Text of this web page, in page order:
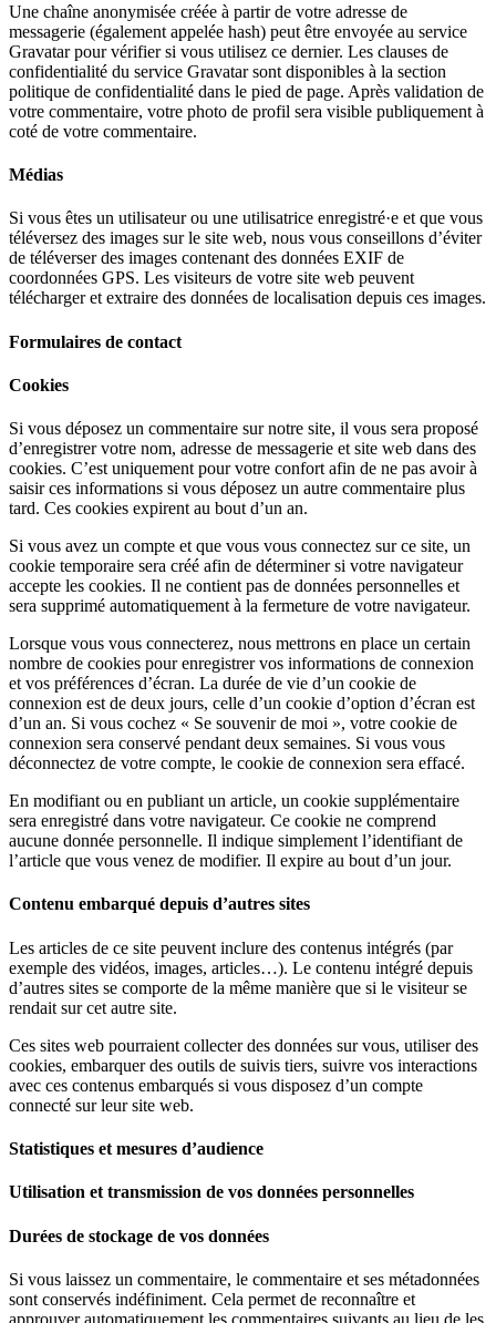
Une chaîne anonymisée créée à partir de votre adresse de
messagerie (également appelée hash) peut être envoyée au service
Gravatar pour vérifier si vous utilisez ce dernier. Les clauses de
confidentialité du service Gravatar sont disponibles à la section
politique de confidentialité dans le pied de page. Après validation de
votre commentaire, votre photo de profil sera visible publiquement à
coté de votre commentaire.
Médias
Si vous êtes un utilisateur ou une utilisatrice enregistré·e et que vous
téléversez des images sur le site web, nous vous conseillons d’éviter
de téléverser des images contenant des données EXIF de
coordonnées GPS. Les visiteurs de votre site web peuvent
télécharger et extraire des données de localisation depuis ces images.
Formulaires de contact
Cookies
Si vous déposez un commentaire sur notre site, il vous sera proposé
d’enregistrer votre nom, adresse de messagerie et site web dans des
cookies. C’est uniquement pour votre confort afin de ne pas avoir à
saisir ces informations si vous déposez un autre commentaire plus
tard. Ces cookies expirent au bout d’un an.
Si vous avez un compte et que vous vous connectez sur ce site, un
cookie temporaire sera créé afin de déterminer si votre navigateur
accepte les cookies. Il ne contient pas de données personnelles et
sera supprimé automatiquement à la fermeture de votre navigateur.
Lorsque vous vous connecterez, nous mettrons en place un certain
nombre de cookies pour enregistrer vos informations de connexion
et vos préférences d’écran. La durée de vie d’un cookie de
connexion est de deux jours, celle d’un cookie d’option d’écran est
d’un an. Si vous cochez « Se souvenir de moi », votre cookie de
connexion sera conservé pendant deux semaines. Si vous vous
déconnectez de votre compte, le cookie de connexion sera effacé.
En modifiant ou en publiant un article, un cookie supplémentaire
sera enregistré dans votre navigateur. Ce cookie ne comprend
aucune donnée personnelle. Il indique simplement l’identifiant de
l’article que vous venez de modifier. Il expire au bout d’un jour.
Contenu embarqué depuis d’autres sites
Les articles de ce site peuvent inclure des contenus intégrés (par
exemple des vidéos, images, articles…). Le contenu intégré depuis
d’autres sites se comporte de la même manière que si le visiteur se
rendait sur cet autre site.
Ces sites web pourraient collecter des données sur vous, utiliser des
cookies, embarquer des outils de suivis tiers, suivre vos interactions
avec ces contenus embarqués si vous disposez d’un compte
connecté sur leur site web.
Statistiques et mesures d’audience
Utilisation et transmission de vos données personnelles
Durées de stockage de vos données
Si vous laissez un commentaire, le commentaire et ses métadonnées
sont conservés indéfiniment. Cela permet de reconnaître et
approuver automatiquement les commentaires suivants au lieu de les